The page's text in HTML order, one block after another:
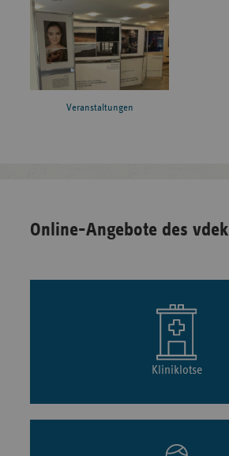
Veranstaltungen
Online-Angebote des vdek
Kliniklotse